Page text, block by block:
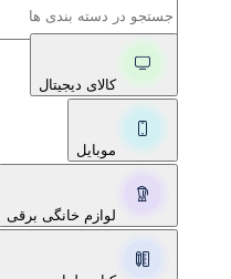
کالای دیجیتال
موبایل
لوازم خانگی برقی